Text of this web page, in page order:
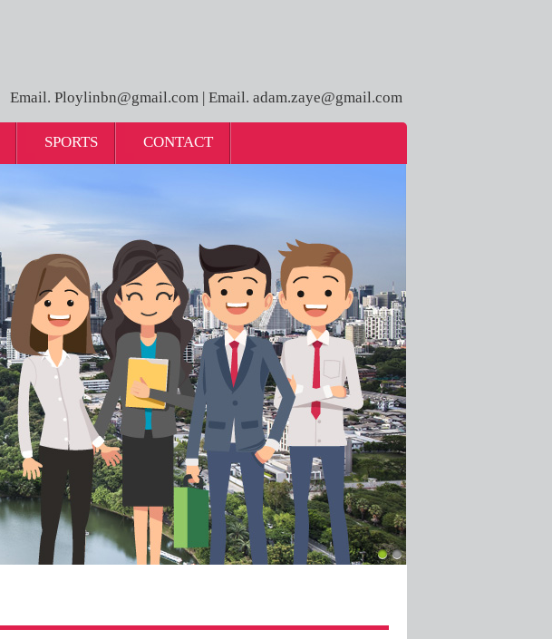
Email. Ploylinbn@gmail.com | Email. adam.zaye@gmail.com
SPORTS CONTACT